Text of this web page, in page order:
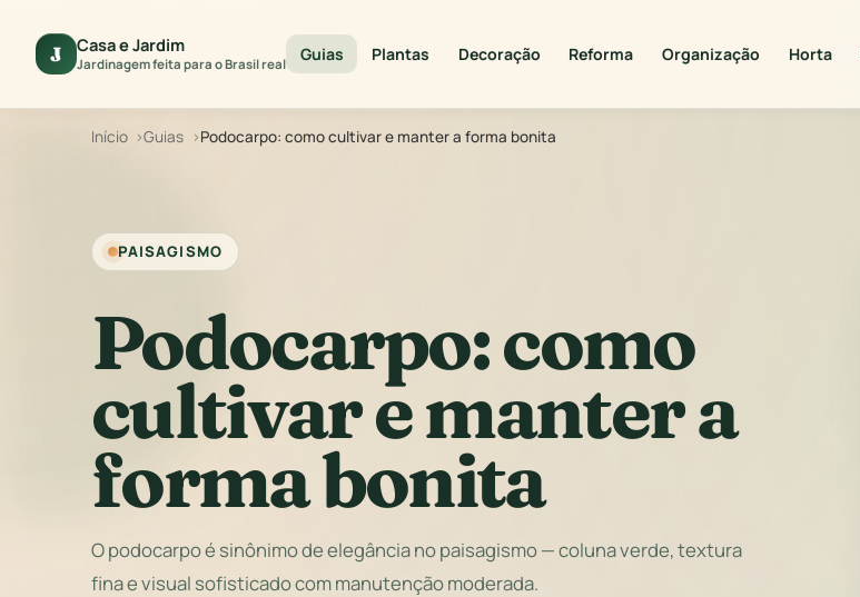
J Casa e Jardim
Jardinagem feita para o Brasil real Guias Plantas Decoração Reforma Organização Horta
Início Guias Podocarpo: como cultivar e manter a forma bonita
PAISAGISMO
Podocarpo: como
cultivar e manter a
forma bonita
O podocarpo é sinônimo de elegância no paisagismo — coluna verde, textura
fina e visual sofisticado com manutenção moderada.